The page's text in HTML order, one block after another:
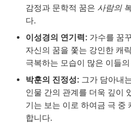
감정과 문학적 꿈은 사람의
다.
이성경의 연기력: 가수를 꿈
자신의 꿈을 쫓는 강인한 캐
극복하는 모습이 많은 이들
박훈의 진정성: 그가 담아내
인물 간의 관계를 더욱 깊이
기는 보는 이로 하여금 극 중
합니다.